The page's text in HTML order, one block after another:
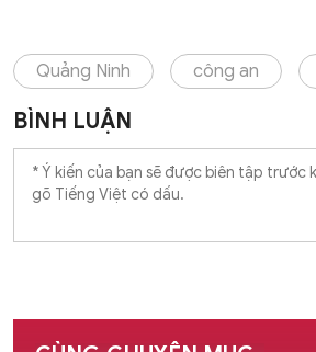
Quảng Ninh công an
BÌNH LUẬN